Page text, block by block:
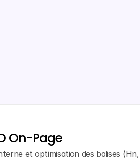
On-Page
et optimisation des balises (Hn,